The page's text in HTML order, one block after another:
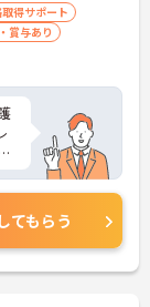
得サポート
賞与あり
てもらう